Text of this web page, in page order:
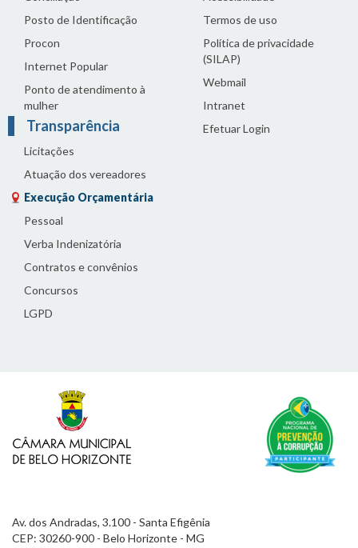
Posto de Identificação
Procon
Internet Popular
Ponto de atendimento à
mulher
Transparência
Licitações
Atuação dos vereadores
Execução Orçamentária
Pessoal
Verba Indenizatória
Contratos e convênios
Concursos
LGPD
Termos de uso
Política de privacidade
(SILAP)
Webmail
Intranet
Efetuar Login
Av. dos Andradas, 3.100 - Santa Efigênia
CEP: 30260-900 - Belo Horizonte - MG